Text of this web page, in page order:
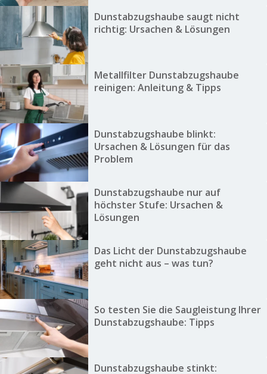
Dunstabzugshaube saugt nicht
richtig: Ursachen & Lösungen
Metallfilter Dunstabzugshaube
reinigen: Anleitung & Tipps
Dunstabzugshaube blinkt:
Ursachen & Lösungen für das
Problem
Dunstabzugshaube nur auf
höchster Stufe: Ursachen &
Lösungen
Das Licht der Dunstabzugshaube
geht nicht aus – was tun?
So testen Sie die Saugleistung Ihrer
Dunstabzugshaube: Tipps
Dunstabzugshaube stinkt: